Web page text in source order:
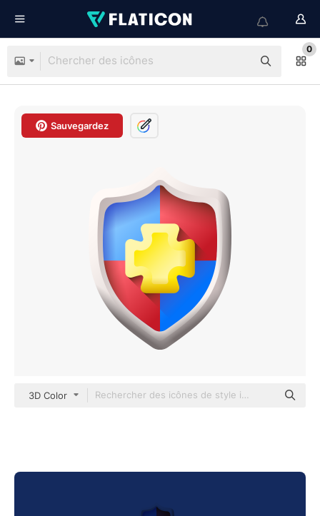
0
Sauvegardez
3D Color